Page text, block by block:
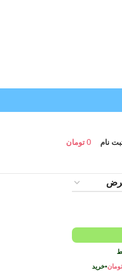
نام 0 تومان
تومان•خرید